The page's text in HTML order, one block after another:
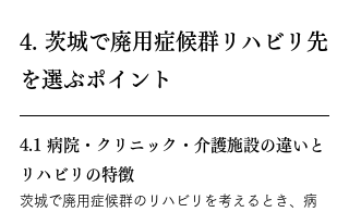
4. 茨城で廃用症候群リハビリ先
を選ぶポイント
4.1 病院・クリニック・介護施設の違いと
リハビリの特徴
茨城で廃用症候群のリハビリを考えるとき、病